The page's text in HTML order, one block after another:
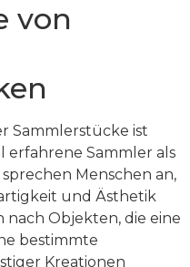
von
Sammlerstücke ist
erfahrene Sammler als
Menschen an,
und Ästhetik
nach Objekten, die eine
bestimmte
Kreationen